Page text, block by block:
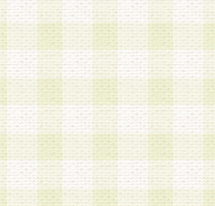
人の同意を得るものとします。
わらず、当社は、以下の目的に
く、会員個人を識別できる情報
託業者に対して当社の責任におい
す。な お、当社は、当該委託
を遵守させるとともに、本規約
当該情報を使用させるものとし ま
る謝礼、景品、調査サンプル品
、メール等の問い合わせなどへ